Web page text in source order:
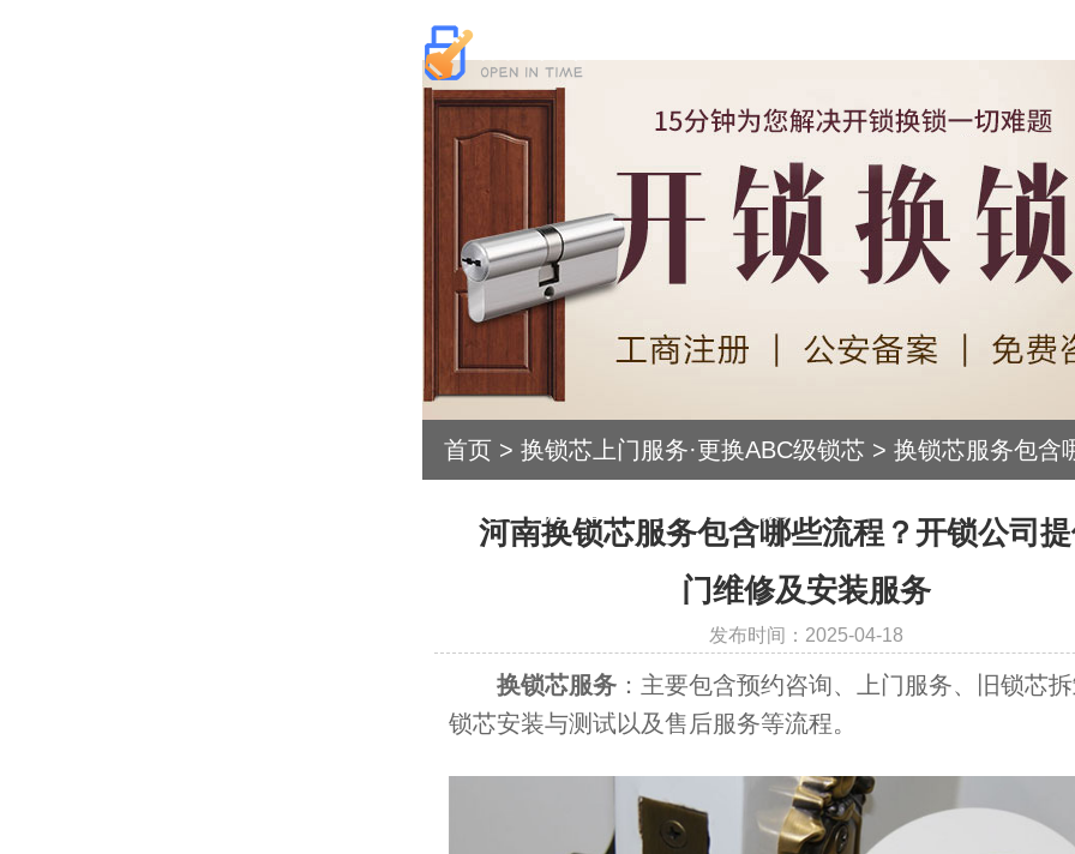
首页 > 换锁芯上门服务·更换ABC级锁芯 > 换锁芯服务包含
开锁公司提供上门维修及安装服务
河南换锁芯服务包含哪些流程？开锁公司
门维修及安装服务
发布时间：2025-04-18
换锁芯服务 ：主要包含预约咨询、上门服务、旧锁芯
锁芯安装与测试以及售后服务等流程。